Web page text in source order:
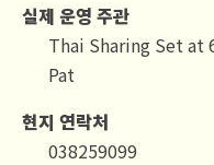
실제 운영 주관
Thai Sharing Set at
Pat
현지 연락처
038259099